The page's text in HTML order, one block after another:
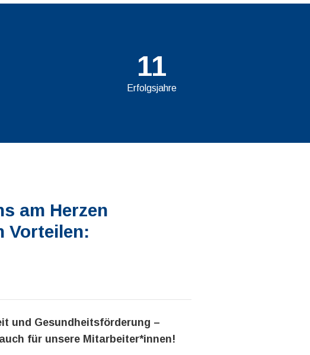
11
Erfolgsjahre
am Herzen
Vorteilen:
und Gesundheitsförderung –
für unsere Mitarbeiter*innen!